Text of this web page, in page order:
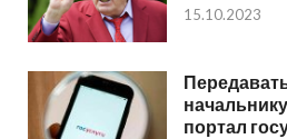
15.10.2023
портал